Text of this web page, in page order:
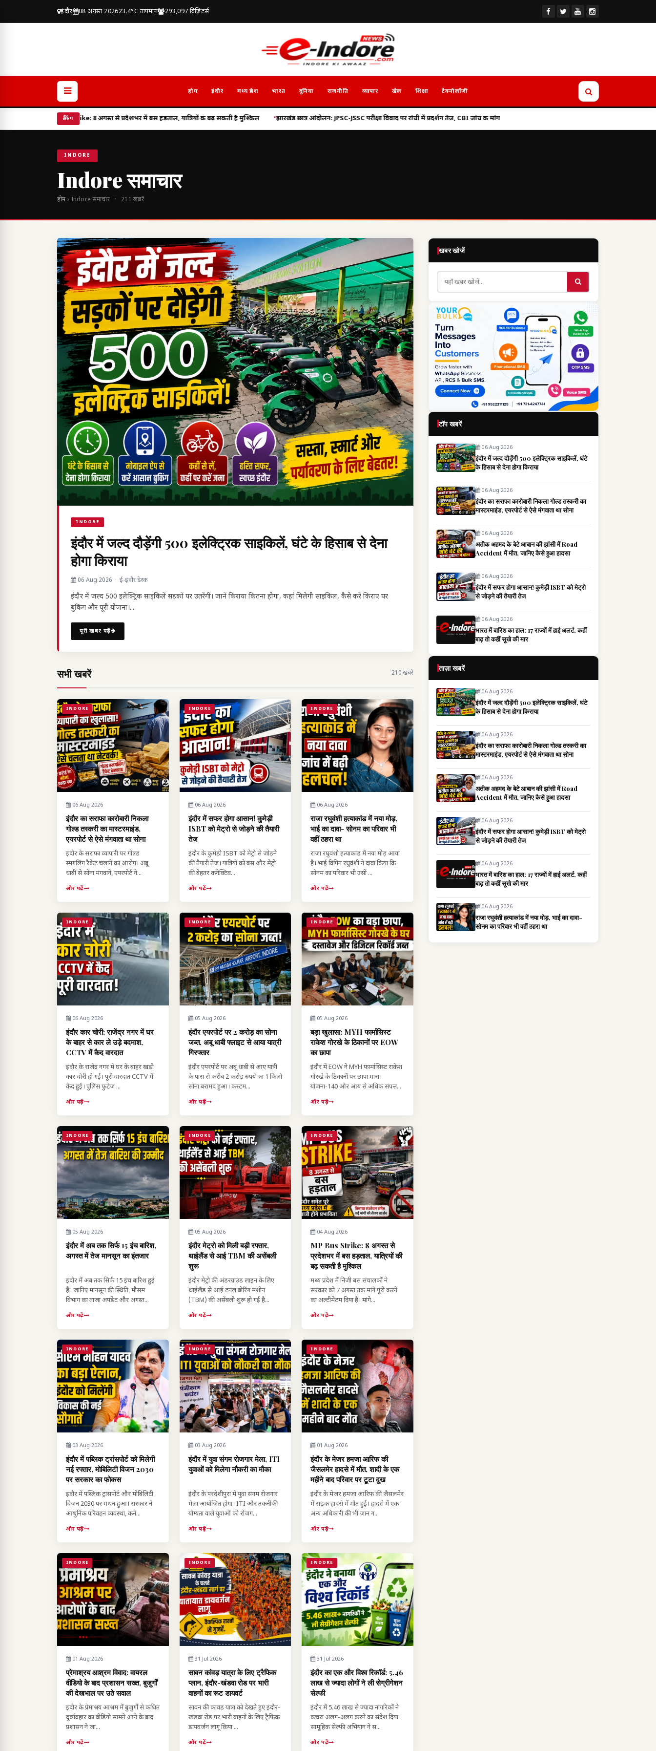
इंदौर 08 अगस्त 202623.4°C तापमान 293,097 विज़िटर्स
होम इंदौर मध्य प्रदेश भारत दुनिया राजनीति व्यापार खेल शिक्षा टेक्नोलॉजी
ब्रेकिंग
Strike: 8 अगस्त से प्रदेशभर में बस हड़ताल, यात्रियों की बढ़ सकती है मुश्किल झारखंड छात्र आंदोलन: JPSC-JSSC परीक्षा विवाद पर रांची में प्रदर्शन तेज, CBI जांच की मांग
INDORE
Indore समाचार
होम› Indore समाचार · 211 खबरें
INDORE
इंदौर में जल्द दौड़ेंगी 500 इलेक्ट्रिक साइकिलें, घंटे के हिसाब से देना
होगा किराया
06 Aug 2026 · ई-इंदौर डेस्क
इंदौर में जल्द 500 इलेक्ट्रिक साइकिलें सड़कों पर उतरेंगी। जानें किराया कितना होगा, कहां मिलेगी साइकिल, कैसे करें किराए पर
बुकिंग और पूरी योजना।...
पूरी खबर पढ़ें
सभी खबरें 210 खबरें
INDORE
06 Aug 2026
इंदौर का सराफा कारोबारी निकला
गोल्ड तस्करी का मास्टरमाइंड,
एयरपोर्ट से ऐसे मंगवाता था सोना
इंदौर के सराफा व्यापारी पर गोल्ड
स्मगलिंग रैकेट चलाने का आरोप। अबू
धाबी से सोना मंगवाने, एयरपोर्ट ने...
और पढ़ें
INDORE
06 Aug 2026
इंदौर में सफर होगा आसान! कुमेड़ी
ISBT को मेट्रो से जोड़ने की तैयारी
तेज
इंदौर के कुमेड़ी ISBT को मेट्रो से जोड़ने
की तैयारी तेज। यात्रियों को बस और मेट्रो
की बेहतर कनेक्टिव...
और पढ़ें
INDORE
06 Aug 2026
राजा रघुवंशी हत्याकांड में नया मोड़,
भाई का दावा- सोनम का परिवार भी
वहीं ठहरा था
राजा रघुवंशी हत्याकांड में नया मोड़ आया
है। भाई विपिन रघुवंशी ने दावा किया कि
सोनम का परिवार भी उसी ...
और पढ़ें
INDORE
06 Aug 2026
इंदौर कार चोरी: राजेंद्र नगर में घर
के बाहर से कार ले उड़े बदमाश,
CCTV में कैद वारदात
इंदौर के राजेंद्र नगर में घर के बाहर खड़ी
कार चोरी हो गई। पूरी वारदात CCTV में
कैद हुई। पुलिस फुटेज ...
और पढ़ें
INDORE
05 Aug 2026
इंदौर एयरपोर्ट पर 2 करोड़ का सोना
जब्त, अबू धाबी फ्लाइट से आया यात्री
गिरफ्तार
इंदौर एयरपोर्ट पर अबू धाबी से आए यात्री
के पास से करीब 2 करोड़ रुपये का 1 किलो
सोना बरामद हुआ। कस्टम...
और पढ़ें
INDORE
05 Aug 2026
बड़ा खुलासा: MYH फार्मासिस्ट
राकेश गोरखे के ठिकानों पर EOW
का छापा
इंदौर में EOW ने MYH फार्मासिस्ट राकेश
गोरखे के ठिकानों पर छापा मारा।
योजना-140 और आय से अधिक संपत्त...
और पढ़ें
INDORE
05 Aug 2026
इंदौर में अब तक सिर्फ 15 इंच बारिश,
अगस्त में तेज मानसून का इंतजार
इंदौर में अब तक सिर्फ 15 इंच बारिश हुई
है। जानिए मानसून की स्थिति, मौसम
विभाग का ताजा अपडेट और अगस्त...
और पढ़ें
INDORE
05 Aug 2026
इंदौर मेट्रो को मिली बड़ी रफ्तार,
थाईलैंड से आई TBM की असेंबली
शुरू
इंदौर मेट्रो की अंडरग्राउंड लाइन के लिए
थाईलैंड से आई टनल बोरिंग मशीन
(TBM) की असेंबली शुरू हो गई है...
और पढ़ें
INDORE
04 Aug 2026
MP Bus Strike: 8 अगस्त से
प्रदेशभर में बस हड़ताल, यात्रियों की
बढ़ सकती है मुश्किल
मध्य प्रदेश में निजी बस संचालकों ने
सरकार को 7 अगस्त तक मांगें पूरी करने
का अल्टीमेटम दिया है। मांगे...
और पढ़ें
INDORE
03 Aug 2026
इंदौर में पब्लिक ट्रांसपोर्ट को मिलेगी
नई रफ्तार, मोबिलिटी विजन 2030
पर सरकार का फोकस
इंदौर में पब्लिक ट्रांसपोर्ट और मोबिलिटी
विजन 2030 पर मंथन हुआ। सरकार ने
आधुनिक परिवहन व्यवस्था, कने...
और पढ़ें
INDORE
03 Aug 2026
इंदौर में युवा संगम रोजगार मेला, ITI
युवाओं को मिलेगा नौकरी का मौका
इंदौर के परदेशीपुरा में युवा संगम रोजगार
मेला आयोजित होगा। ITI और तकनीकी
योग्यता वाले युवाओं को रोजग...
और पढ़ें
INDORE
01 Aug 2026
इंदौर के मेजर हमजा आरिफ की
जैसलमेर हादसे में मौत, शादी के एक
महीने बाद परिवार पर टूटा दुख
इंदौर के मेजर हमजा आरिफ की जैसलमेर
में सड़क हादसे में मौत हुई। हादसे में एक
अन्य अधिकारी की भी जान ग...
और पढ़ें
INDORE
01 Aug 2026
प्रेमाश्रय आश्रम विवाद: वायरल
वीडियो के बाद प्रशासन सख्त, बुजुर्गों
की देखभाल पर उठे सवाल
इंदौर के प्रेमाश्रय आश्रम में बुजुर्गों से कथित
दुर्व्यवहार का वीडियो सामने आने के बाद
प्रशासन ने जा...
और पढ़ें
INDORE
31 Jul 2026
सावन कांवड़ यात्रा के लिए ट्रैफिक
प्लान, इंदौर-खंडवा रोड पर भारी
वाहनों का रूट डायवर्ट
सावन की कांवड़ यात्रा को देखते हुए इंदौर-
खंडवा रोड पर भारी वाहनों के लिए ट्रैफिक
डायवर्जन लागू किया ...
और पढ़ें
INDORE
31 Jul 2026
इंदौर का एक और विश्व रिकॉर्ड: 5.46
लाख से ज्यादा लोगों ने ली सेग्रीगेशन
सेल्फी
इंदौर में 5.46 लाख से ज्यादा नागरिकों ने
कचरा अलग-अलग करने का संदेश दिया।
सामूहिक सेल्फी अभियान ने स...
और पढ़ें
खबर खोजें
टॉप खबरें
06 Aug 2026
इंदौर में जल्द दौड़ेंगी 500 इलेक्ट्रिक साइकिलें, घंटे
के हिसाब से देना होगा किराया
06 Aug 2026
इंदौर का सराफा कारोबारी निकला गोल्ड तस्करी का
मास्टरमाइंड, एयरपोर्ट से ऐसे मंगवाता था सोना
06 Aug 2026
अतीक अहमद के बेटे आबान की झांसी में Road
Accident में मौत, जानिए कैसे हुआ हादसा
06 Aug 2026
इंदौर में सफर होगा आसान! कुमेड़ी ISBT को मेट्रो
से जोड़ने की तैयारी तेज
06 Aug 2026
भारत में बारिश का हाल: 17 राज्यों में हाई अलर्ट, कहीं
बाढ़ तो कहीं सूखे की मार
ताज़ा खबरें
06 Aug 2026
इंदौर में जल्द दौड़ेंगी 500 इलेक्ट्रिक साइकिलें, घंटे
के हिसाब से देना होगा किराया
06 Aug 2026
इंदौर का सराफा कारोबारी निकला गोल्ड तस्करी का
मास्टरमाइंड, एयरपोर्ट से ऐसे मंगवाता था सोना
06 Aug 2026
अतीक अहमद के बेटे आबान की झांसी में Road
Accident में मौत, जानिए कैसे हुआ हादसा
06 Aug 2026
इंदौर में सफर होगा आसान! कुमेड़ी ISBT को मेट्रो
से जोड़ने की तैयारी तेज
06 Aug 2026
भारत में बारिश का हाल: 17 राज्यों में हाई अलर्ट, कहीं
बाढ़ तो कहीं सूखे की मार
06 Aug 2026
राजा रघुवंशी हत्याकांड में नया मोड़, भाई का दावा-
सोनम का परिवार भी वहीं ठहरा था